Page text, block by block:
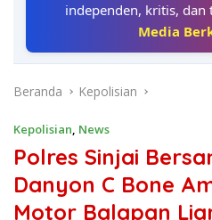
independen, kritis, dan
Media
Beranda Kepolisian
Kepolisian, News
Polres Sinjai
Danyon C Bone
Motor Balapan